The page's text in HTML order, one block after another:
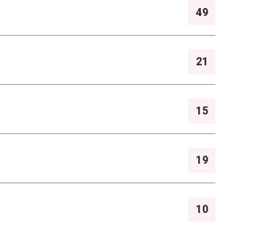
49
21
15
19
10